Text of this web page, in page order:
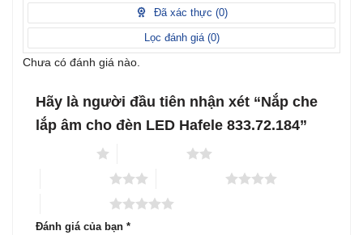
sao
Đã xác thực (0)
Lọc đánh giá (0)
Chưa có đánh giá nào.
Hãy là người đầu tiên nhận xét “Nắp che
lắp âm cho đèn LED Hafele 833.72.184”
Đánh giá của bạn *